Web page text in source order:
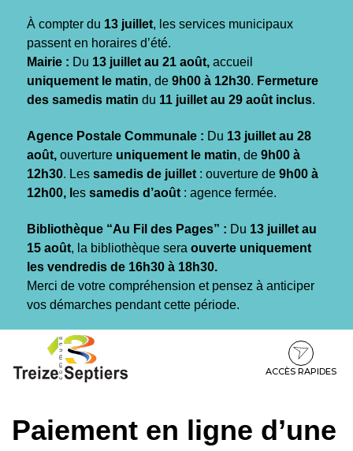
À compter du 13 juillet, les services municipaux
passent en horaires d’été.
Mairie : Du 13 juillet au 21 août, accueil
uniquement le matin, de 9h00 à 12h30. Fermeture
des samedis matin du 11 juillet au 29 août inclus.
Agence Postale Communale : Du 13 juillet au 28
août, ouverture uniquement le matin, de 9h00 à
12h30. Les samedis de juillet : ouverture de 9h00 à
12h00, l es samedis d’août : agence fermée.
Bibliothèque “Au Fil des Pages” : Du 13 juillet au
15 août, la bibliothèque sera ouverte uniquement
les vendredis de 16h30 à 18h30.
Merci de votre compréhension et pensez à anticiper
vos démarches pendant cette période.
contenu
pied
ACCÈS RAPIDES
Paiement en ligne d’une